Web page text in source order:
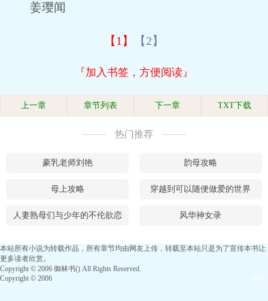
姜璎闻
【1】 【2】
『加入书签，方便阅读』
上一章 章节列表 下一章 TXT下载
热门推荐
豪乳老师刘艳 韵母攻略
母上攻略 穿越到可以随便做爱的世界
人妻熟母们与少年的不伦欲恋 风华神女录
本站所有小说为转载作品，所有章节均由网友上传，转载至本站只是为了宣传本书让
更多读者欣赏。
Copyright © 2006 御林书() All Rights Reserved.
Copyright © 2006